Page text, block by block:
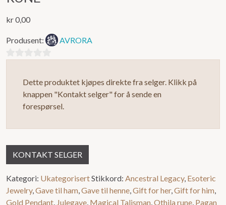
kr0,00
Produsent: AVRORA
Dette produktet kjøpes direkte fra selger. Klikk på
knappen "Kontakt selger" for å sende en
forespørsel.
KONTAKT SELGER
Kategori: UkategorisertStikkord: Ancestral Legacy, Esoteric
Jewelry, Gave til ham Gave til henne Gift for her, Gift for him
Gold Pendant Julegave Magical Talisman Othila rune Pagan